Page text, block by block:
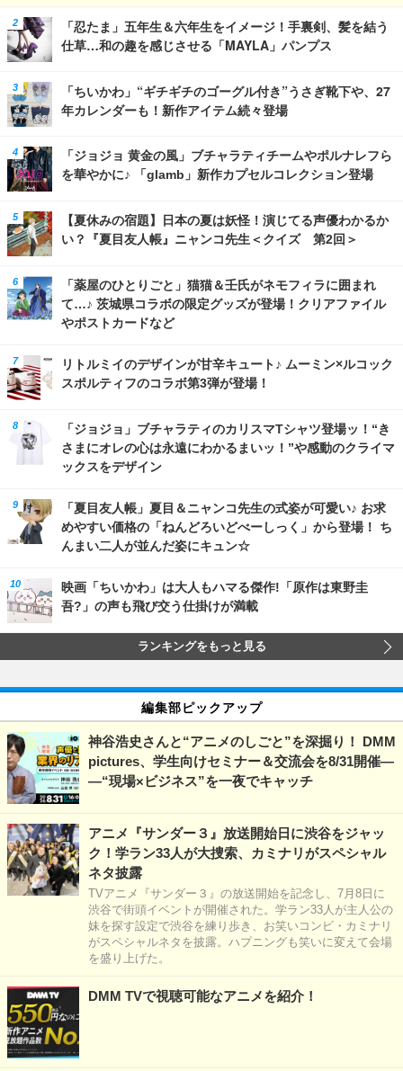
「忍たま」五年生＆六年生をイメージ！手裏剣、髪を結う
仕草…和の趣を感じさせる「MAYLA」パンプス
「ちいかわ」“ギチギチのゴーグル付き”うさぎ靴下や、27
年カレンダーも！新作アイテム続々登場
「ジョジョ 黄金の風」ブチャラティチームやポルナレフら
を華やかに♪ 「glamb」新作カプセルコレクション登場
【夏休みの宿題】日本の夏は妖怪！演じてる声優わかるか
い？『夏目友人帳』ニャンコ先生＜クイズ 第2回＞
「薬屋のひとりごと」猫猫＆壬氏がネモフィラに囲まれ
て…♪ 茨城県コラボの限定グッズが登場！クリアファイル
やポストカードなど
リトルミイのデザインが甘辛キュート♪ ムーミン×ルコック
スポルティフのコラボ第3弾が登場！
「ジョジョ」ブチャラティのカリスマTシャツ登場ッ！“き
さまにオレの心は永遠にわかるまいッ！”や感動のクライマ
ックスをデザイン
「夏目友人帳」夏目＆ニャンコ先生の式姿が可愛い♪ お求
めやすい価格の「ねんどろいどべーしっく」から登場！ ち
んまい二人が並んだ姿にキュン☆
映画「ちいかわ」は大人もハマる傑作!「原作は東野圭
吾?」の声も飛び交う仕掛けが満載
ランキングをもっと見る
編集部ピックアップ
神谷浩史さんと“アニメのしごと”を深掘り！ DMM
pictures、学生向けセミナー＆交流会を8/31開催―
―“現場×ビジネス”を一夜でキャッチ
アニメ『サンダー３』放送開始日に渋谷をジャッ
ク！学ラン33人が大捜索、カミナリがスペシャル
ネタ披露
TVアニメ『サンダー３』の放送開始を記念し、7月8日に
渋谷で街頭イベントが開催された。学ラン33人が主人公の
妹を探す設定で渋谷を練り歩き、お笑いコンビ・カミナリ
がスペシャルネタを披露。ハプニングも笑いに変えて会場
を盛り上げた。
DMM TVで視聴可能なアニメを紹介！